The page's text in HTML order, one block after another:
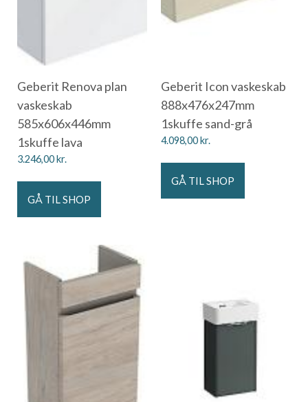
Geberit Renova plan
vaskeskab
585x606x446mm
1skuffe lava
3.246,00kr.
GÅ TIL SHOP
Geberit Icon vaskeskab
888x476x247mm
1skuffe sand-grå
4.098,00kr.
GÅ TIL SHOP